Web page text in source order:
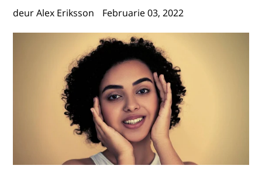
deur Alex Eriksson Februarie 03, 2022